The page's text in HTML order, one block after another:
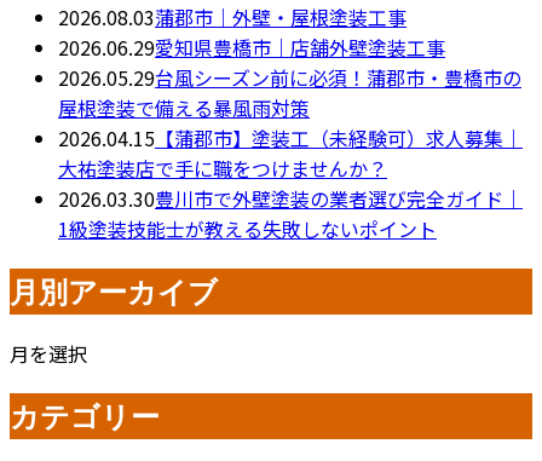
2026.08.03蒲郡市｜外壁・屋根塗装工事
2026.06.29愛知県豊橋市｜店舗外壁塗装工事
2026.05.29台風シーズン前に必須！蒲郡市・豊橋市の
屋根塗装で備える暴風雨対策
2026.04.15 【蒲郡市】塗装工（未経験可）求人募集｜
大祐塗装店で手に職をつけませんか？
2026.03.30豊川市で外壁塗装の業者選び完全ガイド｜
1級塗装技能士が教える失敗しないポイント
月別アーカイブ
月を選択
カテゴリー